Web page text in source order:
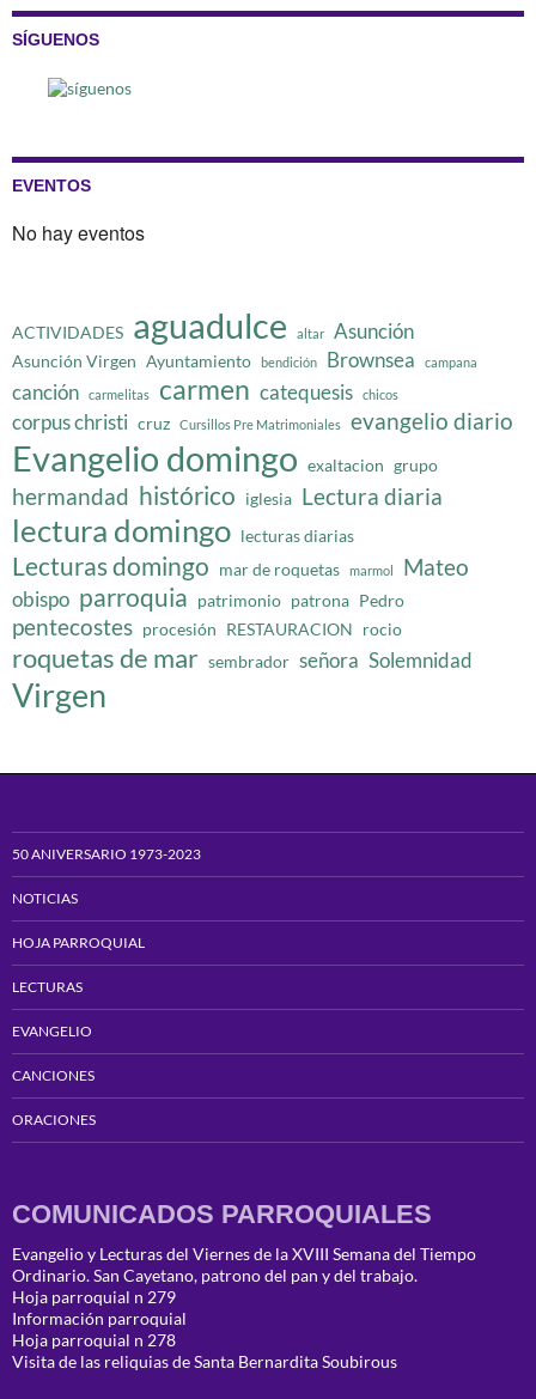
SÍGUENOS
EVENTOS
No hay eventos
ACTIVIDADES aguadulce altar Asunción
Asunción Virgen Ayuntamiento bendición Brownsea campana
canción carmelitas carmen catequesis chicos
corpus christi cruz Cursillos Pre Matrimoniales evangelio diario
Evangelio domingo exaltacion grupo
hermandad histórico iglesia Lectura diaria
lectura domingo lecturas diarias
Lecturas domingo mar de roquetas marmol Mateo
obispo parroquia patrimonio patrona Pedro
pentecostes procesión RESTAURACION rocio
roquetas de mar sembrador señora Solemnidad
Virgen
50 ANIVERSARIO 1973-2023
NOTICIAS
HOJA PARROQUIAL
LECTURAS
EVANGELIO
CANCIONES
ORACIONES
COMUNICADOS PARROQUIALES
Evangelio y Lecturas del Viernes de la XVIII Semana del Tiempo
Ordinario. San Cayetano, patrono del pan y del trabajo.
Hoja parroquial n 279
Información parroquial
Hoja parroquial n 278
Visita de las reliquias de Santa Bernardita Soubirous